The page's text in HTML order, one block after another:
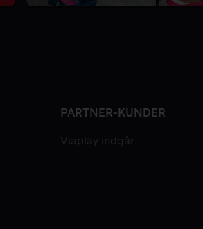
PARTNER-KUNDER
Viaplay indgår